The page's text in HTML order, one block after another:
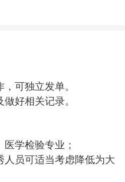
可独立发单。
好相关记录。
学检验专业；
员可适当考虑降低为大